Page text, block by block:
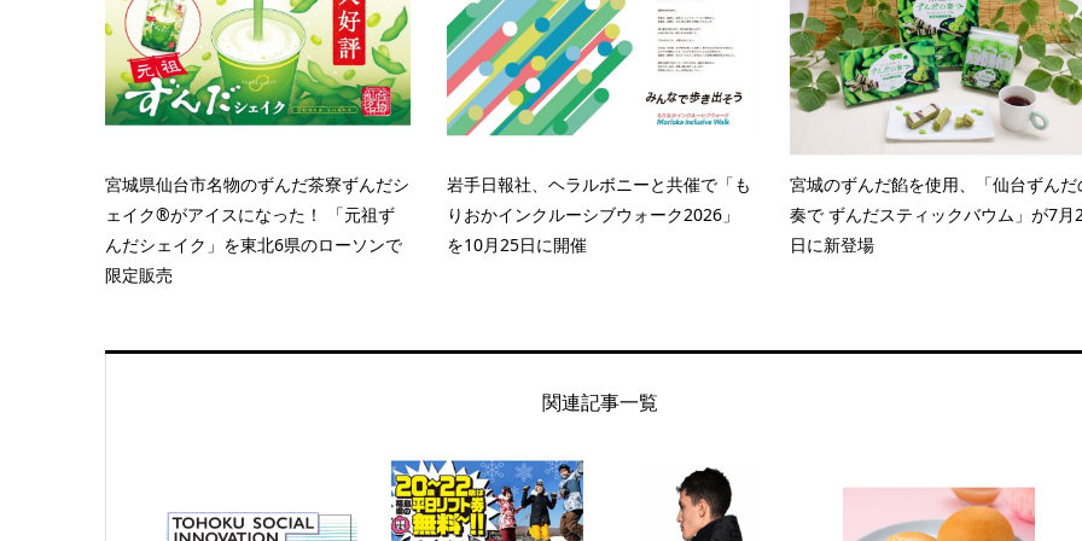
宮城県仙台市名物のずんだ茶寮ずんだシ
ェイク®がアイスになった！ 「元祖ず
んだシェイク」を東北6県のローソンで
限定販売
岩手日報社、ヘラルボニーと共催で「も
りおかインクルーシブウォーク2026」
を10月25日に開催
宮城のずんだ餡を使用、「仙台ずんだ
奏で ずんだスティックバウム」が7月
日に新登場
関連記事一覧